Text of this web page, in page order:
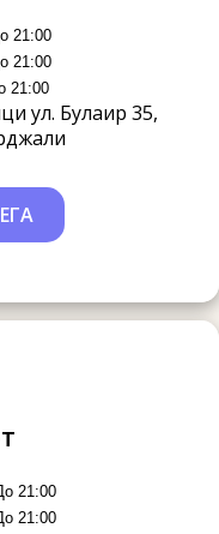
21:00
21:00
21:00
ул. Булаир 35,
21:00
21:00